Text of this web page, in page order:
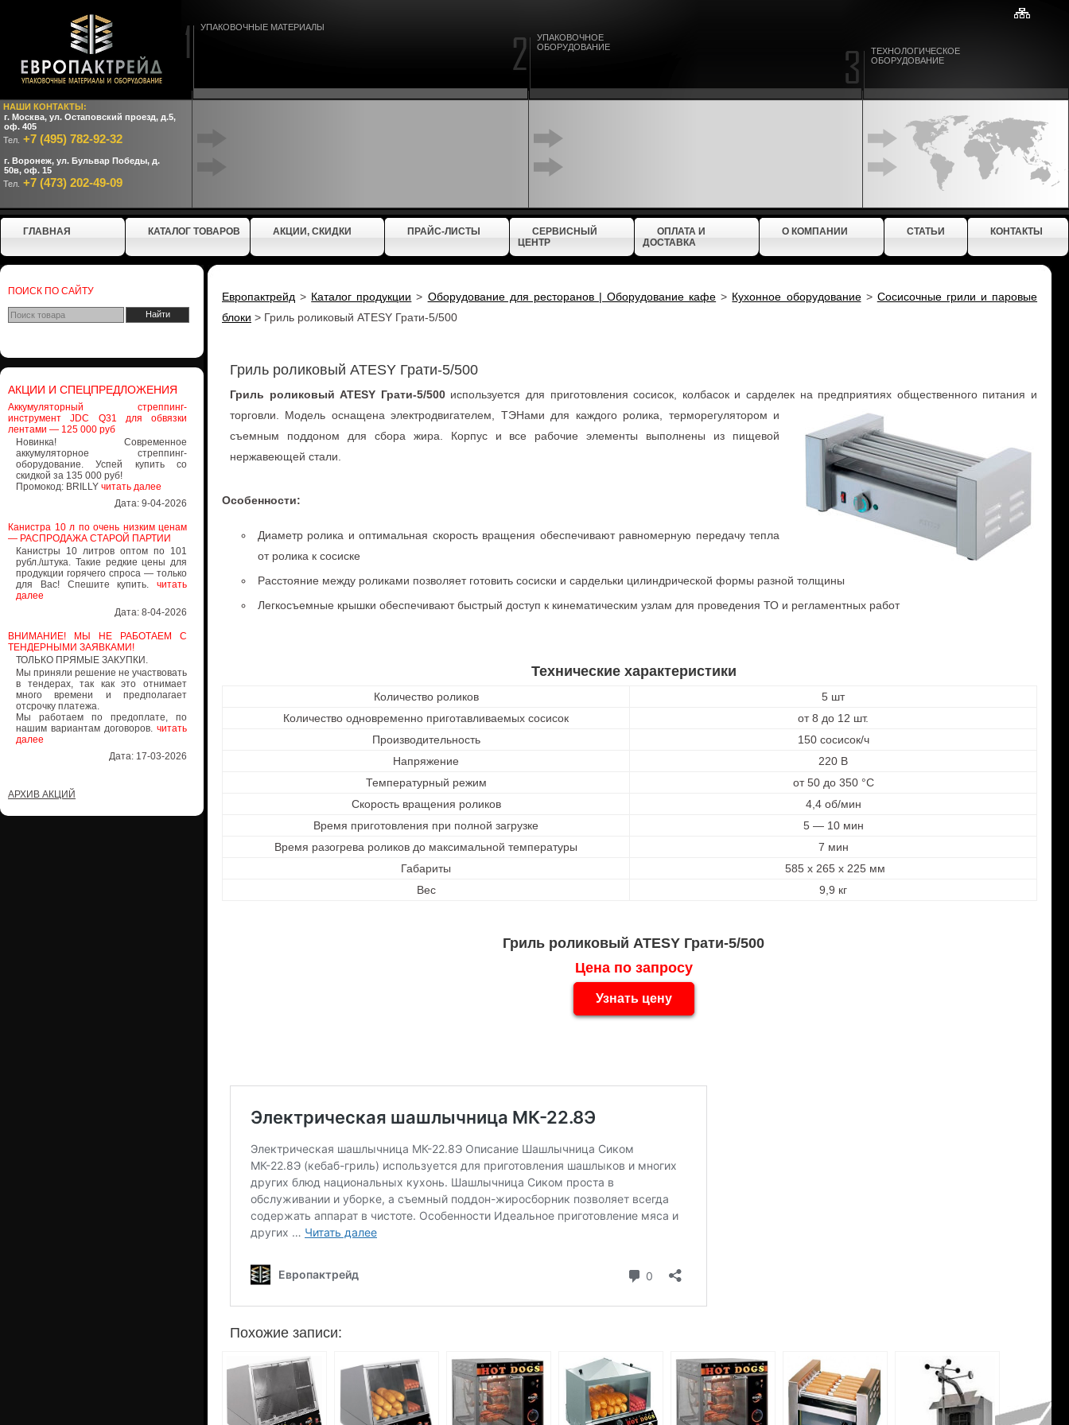
НАШИ КОНТАКТЫ:
г. Москва, ул. Остаповский проезд, д.5,
оф. 405
Тел. +7 (495) 782-92-32
г. Воронеж, ул. Бульвар Победы, д.
50в, оф. 15
Тел. +7 (473) 202-49-09
УПАКОВОЧНЫЕ МАТЕРИАЛЫ
УПАКОВОЧНОЕ
ОБОРУДОВАНИЕ
ТЕХНОЛОГИЧЕСКОЕ
ОБОРУДОВАНИЕ
ГЛАВНАЯ КАТАЛОГ ТОВАРОВ АКЦИИ, СКИДКИ ПРАЙС-ЛИСТЫ
СЕРВИСНЫЙ
ЦЕНТР
ОПЛАТА И
ДОСТАВКА
О КОМПАНИИ СТАТЬИ КОНТАКТЫ
ПОИСК ПО САЙТУ
АКЦИИ И СПЕЦПРЕДЛОЖЕНИЯ
Аккумуляторный стреппинг-
инструмент JDC Q31 для обвязки
лентами — 125 000 руб
Новинка! Современное
аккумуляторное стреппинг-
оборудование. Успей купить со
скидкой за 135 000 руб!
Промокод: BRILLY читать далее
Дата: 9-04-2026
Канистра 10 л по очень низким ценам
— РАСПРОДАЖА СТАРОЙ ПАРТИИ
Канистры 10 литров оптом по 101
рубл./штука. Такие редкие цены для
продукции горячего спроса — только
для Вас! Спешите купить. читать
далее
Дата: 8-04-2026
ВНИМАНИЕ! МЫ НЕ РАБОТАЕМ С
ТЕНДЕРНЫМИ ЗАЯВКАМИ!
ТОЛЬКО ПРЯМЫЕ ЗАКУПКИ.
Мы приняли решение не участвовать
в тендерах, так как это отнимает
много времени и предполагает
отсрочку платежа.
Мы работаем по предоплате, по
нашим вариантам договоров. читать
далее
Дата: 17-03-2026
АРХИВ АКЦИЙ
Европактрейд > Каталог продукции > Оборудование для ресторанов | Оборудование кафе > Кухонное оборудование> Сосисочные грили и паровые
блоки > Гриль роликовый ATESY Грати-5/500
Гриль роликовый ATESY Грати-5/500
Гриль роликовый ATESY Грати-5/500используется для приготовления сосисок, колбасок и сарделек на предприятиях общественного питания и
торговли. Модель оснащена электродвигателем, ТЭНами для каждого ролика, терморегулятором и
съемным поддоном для сбора жира. Корпус и все рабочие элементы выполнены из пищевой
нержавеющей стали.
Особенности:
Диаметр ролика и оптимальная скорость вращения обеспечивают равномерную передачу тепла
от ролика к сосиске
Расстояние между роликами позволяет готовить сосиски и сардельки цилиндрической формы разной толщины
Легкосъемные крышки обеспечивают быстрый доступ к кинематическим узлам для проведения ТО и регламентных работ
Технические характеристики
Количество роликов
5 шт
Количество одновременно приготавливаемых сосисок
от 8 до 12 шт.
Производительность
150 сосисок/ч
Напряжение
220 В
Температурный режим
от 50 до 350 °С
Скорость вращения роликов
4,4 об/мин
Время приготовления при полной загрузке
5 — 10 мин
Время разогрева роликов до максимальной температуры
7 мин
Габариты
585 х 265 х 225 мм
Вес
9,9 кг
Гриль роликовый ATESY Грати-5/500
Цена по запросу
Узнать цену
Похожие записи: